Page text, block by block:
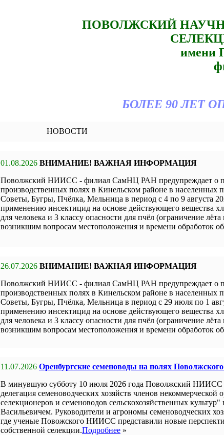
ПОВОЛЖСКИЙ
БОЛЕЕ 90 ЛЕТ
НОВОСТИ
01.08.2026 ВНИМАНИЕ! ВАЖНАЯ ИНФОРМАЦИЯ
Поволжский НИИСС - филиал СамНЦ РАН предупреждает о
производственных полях в Кинельском районе в населенных
Советы, Бугры, Пчёлка, Мельница в период с 4 по 9 августа
применению инсектицид на основе действующего вещества
для человека и 3 классу опасности для пчёл (ограничение
возникшим вопросам местоположения и времени обработок
26.07.2026 ВНИМАНИЕ! ВАЖНАЯ ИНФОРМАЦИЯ
Поволжский НИИСС - филиал СамНЦ РАН предупреждает о
производственных полях в Кинельском районе в населенных
Советы, Бугры, Пчёлка, Мельница в период с 29 июля по 1
применению инсектицид на основе действующего вещества
для человека и 3 классу опасности для пчёл (ограничение
возникшим вопросам местоположения и времени обработок
11.07.2026 Оренбургские семеноводы на полях
В минувшую субботу 10 июля 2026 года Поволжский
делегация семеноводческих хозяйств членов
селекционеров и семеноводов сельскохозяйственных
Васильевичем. Руководители и агрономы семеноводческих
где ученые Повожского НИИСС представили новые
собственной селекции.Подробнее »